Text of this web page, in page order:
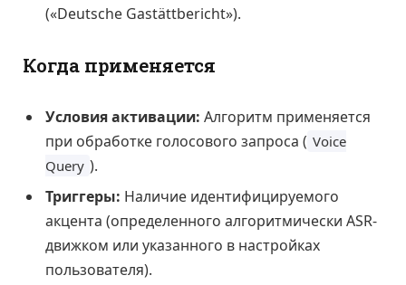
(«Deutsche Gastättbericht»).
Когда применяется
Условия активации: Алгоритм применяется
при обработке голосового запроса ( Voice
Query ).
Триггеры: Наличие идентифицируемого
акцента (определенного алгоритмически ASR-
движком или указанного в настройках
пользователя).